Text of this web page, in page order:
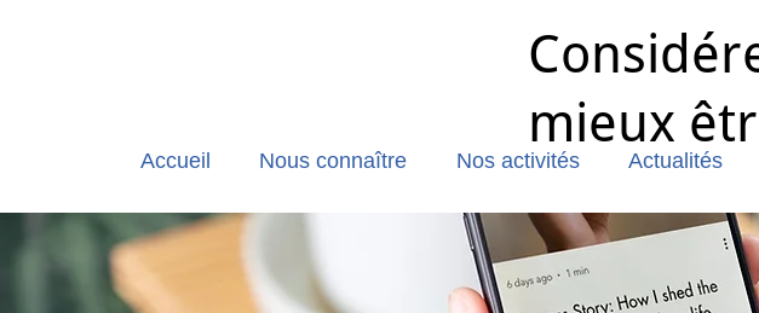
Accueil Nous connaître Nos activités Actualités
mieux